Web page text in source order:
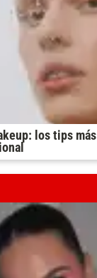
los tips